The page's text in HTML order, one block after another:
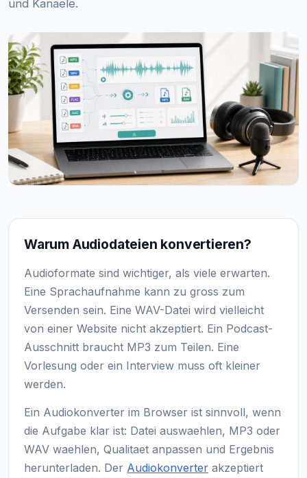
und Kanaele.
Warum Audiodateien konvertieren?
Audioformate sind wichtiger, als viele erwarten.
Eine Sprachaufnahme kann zu gross zum
Versenden sein. Eine WAV-Datei wird vielleicht
von einer Website nicht akzeptiert. Ein Podcast-
Ausschnitt braucht MP3 zum Teilen. Eine
Vorlesung oder ein Interview muss oft kleiner
werden.
Ein Audiokonverter im Browser ist sinnvoll, wenn
die Aufgabe klar ist: Datei auswaehlen, MP3 oder
WAV waehlen, Qualitaet anpassen und Ergebnis
herunterladen. Der Audiokonverter akzeptiert